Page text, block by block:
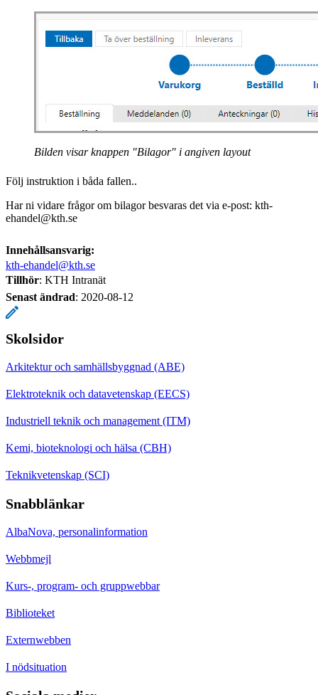
Bilden visar knappen "Bilagor" i angiven layout
Följ instruktion i båda fallen..
Har ni vidare frågor om bilagor besvaras det via e-post: kth-
ehandel@kth.se
Innehållsansvarig:
kth-ehandel@kth.se
Tillhör: KTH Intranät
Senast ändrad: 2020-08-12
Skolsidor
Arkitektur och samhällsbyggnad (ABE)
Elektroteknik och datavetenskap (EECS)
Industriell teknik och management (ITM)
Kemi, bioteknologi och hälsa (CBH)
Teknikvetenskap (SCI)
Snabblänkar
AlbaNova, personalinformation
Webbmejl
Kurs-, program- och gruppwebbar
Biblioteket
Externwebben
I nödsituation